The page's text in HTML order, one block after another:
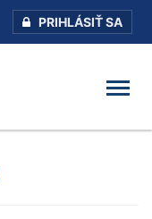
PRIHLÁSIŤ SA